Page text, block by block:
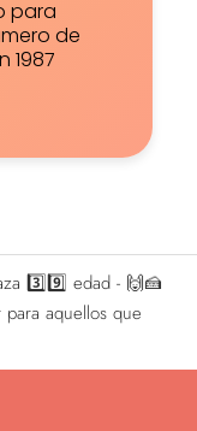
para
de
1987
3️⃣9️⃣ edad - 🙌🍰
aquellos que